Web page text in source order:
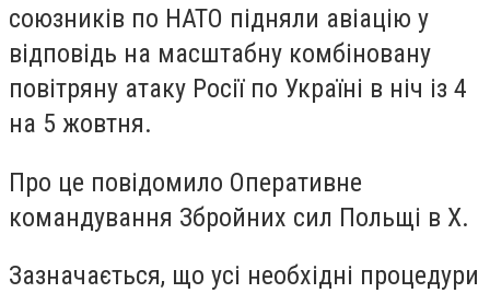
союзників по НАТО підняли авіацію у
відповідь на масштабну комбіновану
повітряну атаку Росії по Україні в ніч із 4
на 5 жовтня.
Про це повідомило Оперативне
командування Збройних сил Польщі в Х.
Зазначається, що усі необхідні процедури